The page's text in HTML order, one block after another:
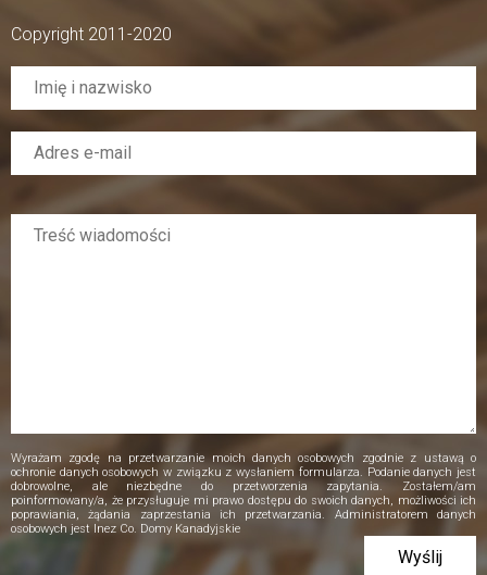
Copyright 2011-2020
Wyrażam zgodę na przetwarzanie moich danych osobowych zgodnie z ustawą o
ochronie danych osobowych w związku z wysłaniem formularza. Podanie danych jest
dobrowolne, ale niezbędne do przetworzenia zapytania. Zostałem/am
poinformowany/a, że przysługuje mi prawo dostępu do swoich danych, możliwości ich
poprawiania, żądania zaprzestania ich przetwarzania. Administratorem danych
osobowych jest Inez Co. Domy Kanadyjskie